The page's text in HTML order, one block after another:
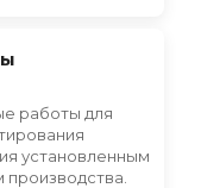
работы для
установленным